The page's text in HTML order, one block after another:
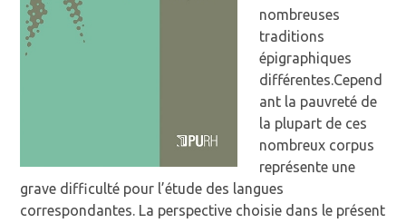
nombreuses
traditions
épigraphiques
différentes.Cepend
ant la pauvreté de
la plupart de ces
nombreux corpus
représente une
grave difficulté pour l’étude des langues
correspondantes. La perspective choisie dans le présent